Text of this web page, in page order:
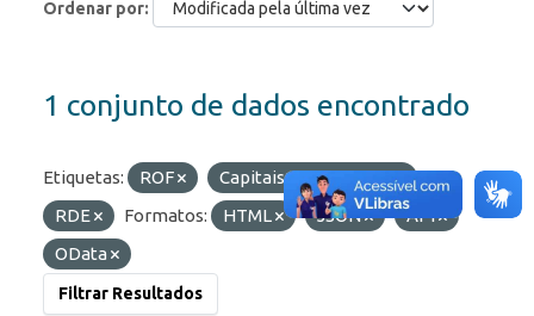
Ordenar por
1 conjunto de dados encontrado
Etiquetas: ROF
Capitais Estrangeiros
RDE
Formatos: HTML JSON
API
OData
Filtrar Resultados